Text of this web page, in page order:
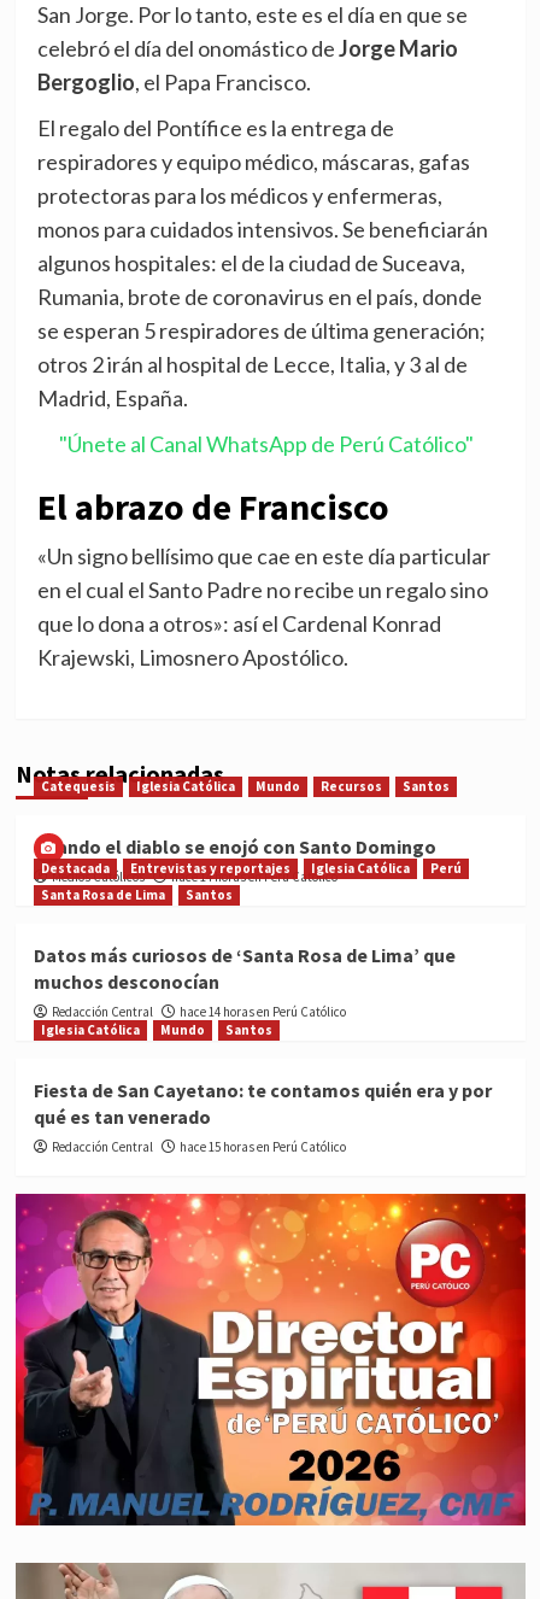
San Jorge. Por lo tanto, este es el día en que se
celebró el día del onomástico deJorge Mario
Bergoglio, el Papa Francisco.
El regalo del Pontífice es la entrega de
respiradores y equipo médico, máscaras, gafas
protectoras para los médicos y enfermeras,
monos para cuidados intensivos. Se beneficiarán
algunos hospitales: el de la ciudad de Suceava,
Rumania, brote de coronavirus en el país, donde
se esperan 5 respiradores de última generación;
otros 2 irán al hospital de Lecce, Italia, y 3 al de
Madrid, España.
"Únete al Canal WhatsApp de Perú Católico"
El abrazo de Francisco
«Un signo bellísimo que cae en este día particular
en el cual el Santo Padre no recibe un regalo sino
que lo dona a otros»: así el Cardenal Konrad
Krajewski, Limosnero Apostólico.
Notas relacionadas
Catequesis Iglesia Católica Mundo Recursos Santos
Cuando el diablo se enojó con Santo Domingo
Medios Católicos hace 14 horas en Perú Católico
Destacada Entrevistas y reportajes Iglesia Católica
Perú
Santa Rosa de Lima
Santos
Datos más curiosos de ‘Santa Rosa de Lima’ que
muchos desconocían
Redacción Central
hace 14 horas en Perú Católico
Iglesia Católica
Mundo Santos
Fiesta de San Cayetano: te contamos quién era y por
qué es tan venerado
Redacción Central hace 15 horas en Perú Católico